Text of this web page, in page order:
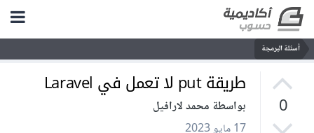
أسئلة البرمجة
0
طريقة put لا تعمل في Laravel
بواسطة محمد لارافيل